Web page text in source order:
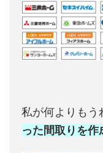
私が何よりもう
った間取りを作